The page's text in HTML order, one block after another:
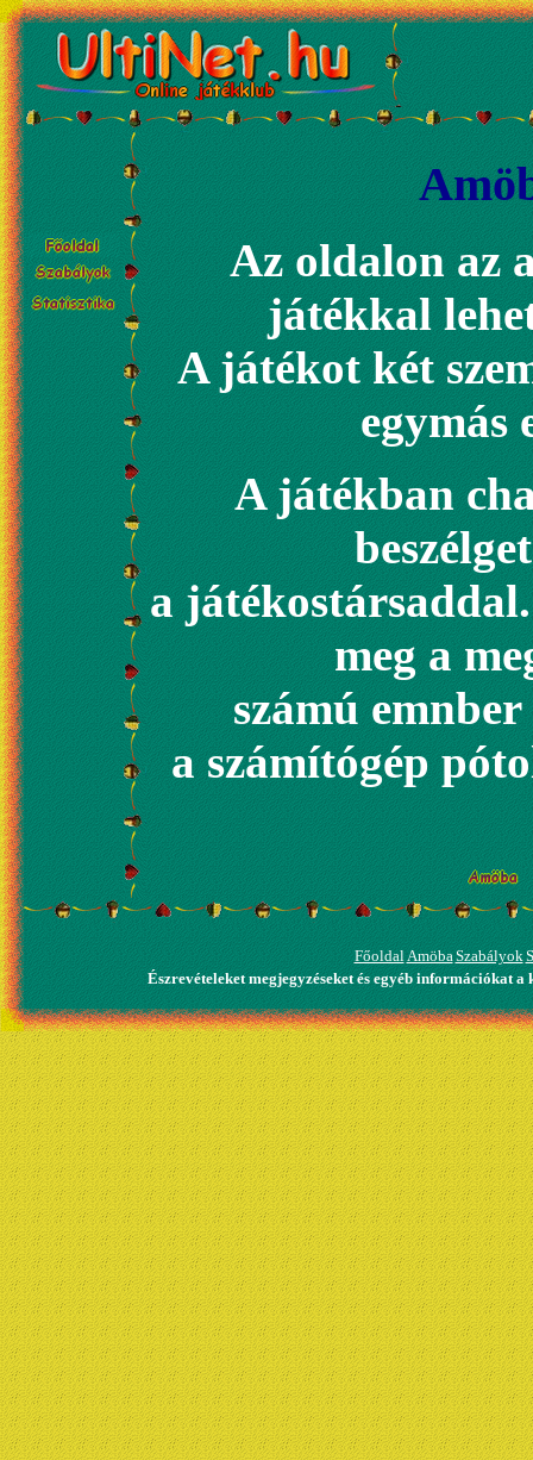
Az oldalon az
játékkal
A játékot két
egymás
A játékban
a
meg a
számú
a számítógép
FőoldalAmöbaSzabályok
Észrevételeket megjegyzéseket és egyéb információkat